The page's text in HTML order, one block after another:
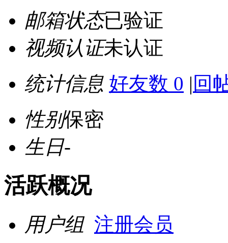
邮箱状态已验证
视频认证未认证
统计信息 好友数 0 | 回
性别保密
生日-
活跃概况
用户组 注册会员